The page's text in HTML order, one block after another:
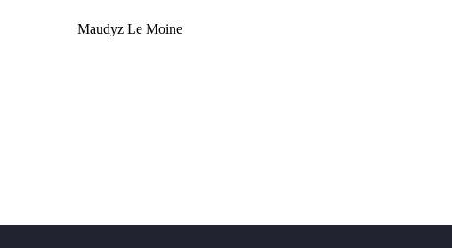
Maudyz Le Moine